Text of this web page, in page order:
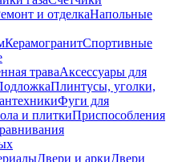
и отделкаНапольные
КерамогранитСпортивные
траваАксессуары для
Плинтусы, уголки,
Фуги для
и плиткиПриспособления
Двери и аркиДвери